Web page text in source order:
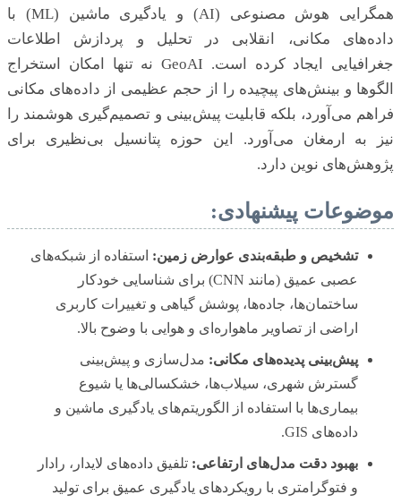
همگرایی هوش مصنوعی (AI) و یادگیری ماشین (ML) با
داده‌های مکانی، انقلابی در تحلیل و پردازش اطلاعات
جغرافیایی ایجاد کرده است. GeoAI نه تنها امکان استخراج
الگوها و بینش‌های پیچیده را از حجم عظیمی از داده‌های مکانی
فراهم می‌آورد، بلکه قابلیت پیش‌بینی و تصمیم‌گیری هوشمند را
نیز به ارمغان می‌آورد. این حوزه پتانسیل بی‌نظیری برای
پژوهش‌های نوین دارد.
موضوعات پیشنهادی:
تشخیص و طبقه‌بندی عوارض زمین: استفاده از شبکه‌های
عصبی عمیق (مانند CNN) برای شناسایی خودکار
ساختمان‌ها، جاده‌ها، پوشش گیاهی و تغییرات کاربری
اراضی از تصاویر ماهواره‌ای و هوایی با وضوح بالا.
پیش‌بینی پدیده‌های مکانی: مدل‌سازی و پیش‌بینی
گسترش شهری، سیلاب‌ها، خشکسالی‌ها یا شیوع
بیماری‌ها با استفاده از الگوریتم‌های یادگیری ماشین و
داده‌های GIS.
بهبود دقت مدل‌های ارتفاعی: تلفیق داده‌های لایدار، رادار
و فتوگرامتری با رویکردهای یادگیری عمیق برای تولید